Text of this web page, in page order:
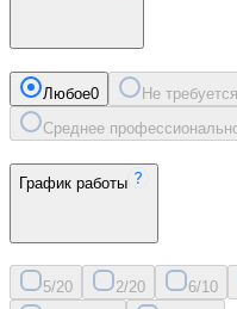
Любое0 Не
Среднее
График работы
5/20 2/20 6/10